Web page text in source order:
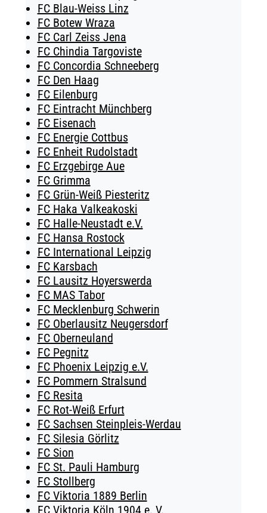
FC Blau-Weiss Linz
FC Botew Wraza
FC Carl Zeiss Jena
FC Chindia Targoviste
FC Concordia Schneeberg
FC Den Haag
FC Eilenburg
FC Eintracht Münchberg
FC Eisenach
FC Energie Cottbus
FC Enheit Rudolstadt
FC Erzgebirge Aue
FC Grimma
FC Grün-Weiß Piesteritz
FC Haka Valkeakoski
FC Halle-Neustadt e.V.
FC Hansa Rostock
FC International Leipzig
FC Karsbach
FC Lausitz Hoyerswerda
FC MAS Tabor
FC Mecklenburg Schwerin
FC Oberlausitz Neugersdorf
FC Oberneuland
FC Pegnitz
FC Phoenix Leipzig e.V.
FC Pommern Stralsund
FC Resita
FC Rot-Weiß Erfurt
FC Sachsen Steinpleis-Werdau
FC Silesia Görlitz
FC Sion
FC St. Pauli Hamburg
FC Stollberg
FC Viktoria 1889 Berlin
FC Viktoria Köln 1904 e. V.